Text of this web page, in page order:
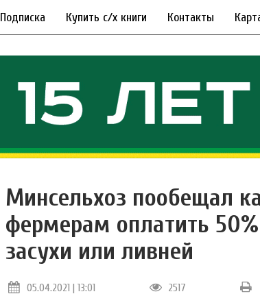
Подписка Купить с/х книги Контакты
Минсельхоз пообещал
фермерам оплатить
засухи или ливней
05.04.2021 | 13:01 2517